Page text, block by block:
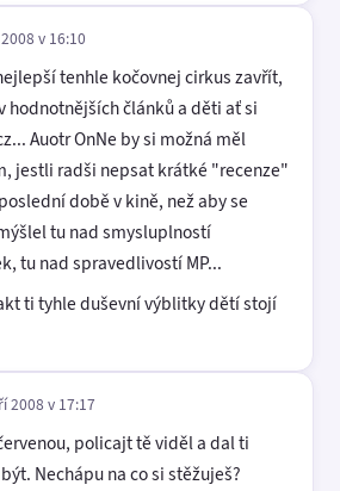
v 16:10
tenhle kočovnej cirkus zavřít,
hodnotnějších článků a děti ať si
Auotr OnNe by si možná měl
jestli radši nepsat krátké "recenze"
době v kině, než aby se
tu nad smysluplností
tu nad spravedlivostí MP...
ti tyhle duševní výblitky dětí stojí
2008 v 17:17
policajt tě viděl a dal ti
Nechápu na co si stěžuješ?